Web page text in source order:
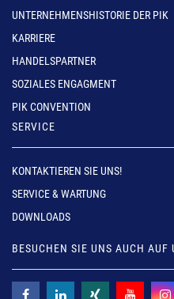
UNTERNEHMENSHISTORIE DER PIK
KARRIERE
HANDELSPARTNER
SOZIALES ENGAGMENT
PIK CONVENTION
SERVICE
KONTAKTIEREN SIE UNS!
SERVICE & WARTUNG
DOWNLOADS
BESUCHEN SIE UNS AUCH